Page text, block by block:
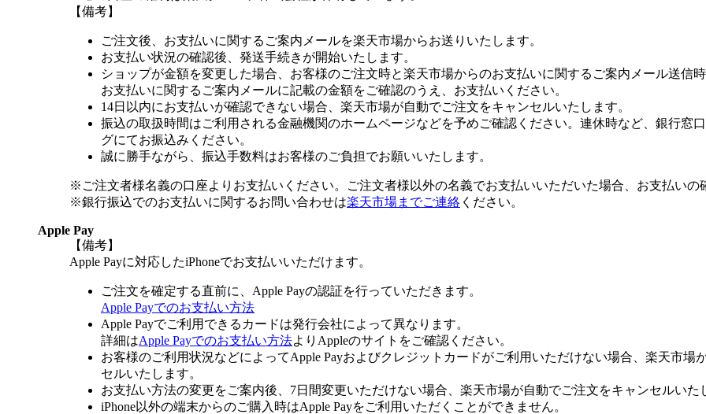
【備考】
ご注文後、お支払いに関するご案内メールを楽天市場からお送りいたします。
お支払い状況の確認後、発送手続きが開始いたします。
ショップが金額を変更した場合、お客様のご注文時と楽天市場からのお支払いに関するご案内メール送信
お支払いに関するご案内メールに記載の金額をご確認のうえ、お支払いください。
14日以内にお支払いが確認できない場合、楽天市場が自動でご注文をキャンセルいたします。
振込の取扱時間はご利用される金融機関のホームページなどを予めご確認ください。連休時など、銀行窓
グにてお振込みください。
誠に勝手ながら、振込手数料はお客様のご負担でお願いいたします。
※ご注文者様名義の口座よりお支払いください。ご注文者様以外の名義でお支払いいただいた場合、お支払いの
※銀行振込でのお支払いに関するお問い合わせは楽天市場までご連絡 ください。
Apple Pay
【備考】
Apple Payに対応したiPhoneでお支払いいただけます。
ご注文を確定する直前に、Apple Payの認証を行っていただきます。
Apple Payでのお支払い方法
Apple Payでご利用できるカードは発行会社によって異なります。
詳細はApple Payでのお支払い方法よりAppleのサイトをご確認ください。
お客様のご利用状況などによってApple Payおよびクレジットカードがご利用いただけない場合、楽天市
セルいたします。
お支払い方法の変更をご案内後、7日間変更いただけない場合、楽天市場が自動でご注文をキャンセルいた
iPhone以外の端末からのご購入時はApple Payをご利用いただくことができません。